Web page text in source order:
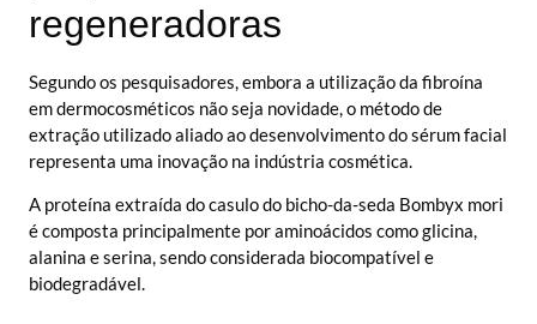
regeneradoras
Segundo os pesquisadores, embora a utilização da fibroína
em dermocosméticos não seja novidade, o método de
extração utilizado aliado ao desenvolvimento do sérum facial
representa uma inovação na indústria cosmética.
A proteína extraída do casulo do bicho-da-seda Bombyx mori
é composta principalmente por aminoácidos como glicina,
alanina e serina, sendo considerada biocompatível e
biodegradável.